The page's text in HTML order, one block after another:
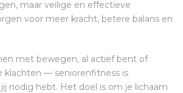
maar veilige en effectieve
voor meer kracht, betere balans en
met bewegen, al actief bent of
klachten — seniorenfitness is
nodig hebt. Het doel is om je lichaam